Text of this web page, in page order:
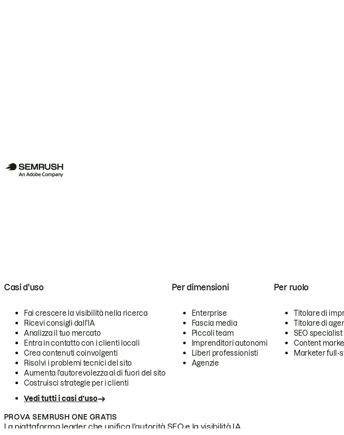
Casi d'uso
Fai crescere la visibilità nella ricerca
Ricevi consigli dall'IA
Analizza il tuo mercato
Entra in contatto con i clienti locali
Crea contenuti coinvolgenti
Risolvi i problemi tecnici del sito
Aumenta l'autorevolezza al di fuori del sito
Costruisci strategie per i clienti
Vedi tutti i casi d'uso
Per dimensioni
Enterprise
Fascia media
Piccoli team
Imprenditori autonomi
Liberi professionisti
Agenzie
Per ruolo
Titolare di
Titolare di
SEO specialist
Content
Marketer full-
PROVA SEMRUSH ONE GRATIS
La piattaforma leader che unifica l'autorità SEO e la visibilità IA.